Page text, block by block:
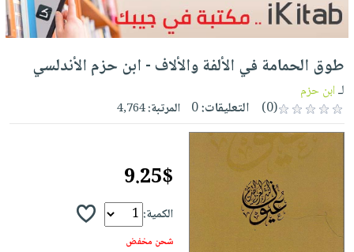
حديثاً
الأكثر
مبيعاً
جوائز
شحن
مخفض
عروض
صفحات
مشوقة
الكترونية
الرئيسية
صدر
حديثاً
الأكثر
مجانية
كتب
صوتية
الصفحة
الرئيسية
masmu3
حدود الصفحة
الرئيسية
وسائل
طوق الحمامة في الألفة والألاف - ابن حزم الأندلسي
لـابن حزم
(0)
التعليقات:0 المرتبة:4,764
9.25$
الكمية:
شحن مخفض